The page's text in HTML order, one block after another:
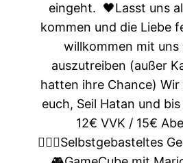
eingeht. 🖤Lasst uns
kommen und die Liebe
willkommen mit uns
auszutreiben (außer
hatten ihre Chance) Wir
euch, Seil Hatan und
12€ VVK / 15€
🤹🏻‍♀️Selbstgebasteltes